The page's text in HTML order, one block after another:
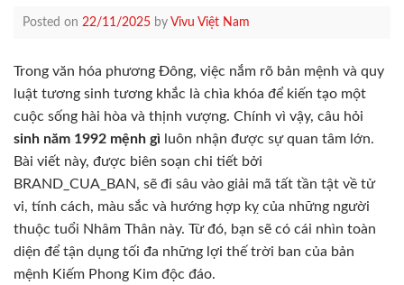
Posted on 22/11/2025 by Vivu Việt Nam
Trong văn hóa phương Đông, việc nắm rõ bản mệnh và quy
luật tương sinh tương khắc là chìa khóa để kiến tạo một
cuộc sống hài hòa và thịnh vượng. Chính vì vậy, câu hỏi
sinh năm 1992 mệnh gì luôn nhận được sự quan tâm lớn.
Bài viết này, được biên soạn chi tiết bởi
BRAND_CUA_BAN, sẽ đi sâu vào giải mã tất tần tật về tử
vi, tính cách, màu sắc và hướng hợp kỵ của những người
thuộc tuổi Nhâm Thân này. Từ đó, bạn sẽ có cái nhìn toàn
diện để tận dụng tối đa những lợi thế trời ban của bản
mệnh Kiếm Phong Kim độc đáo.